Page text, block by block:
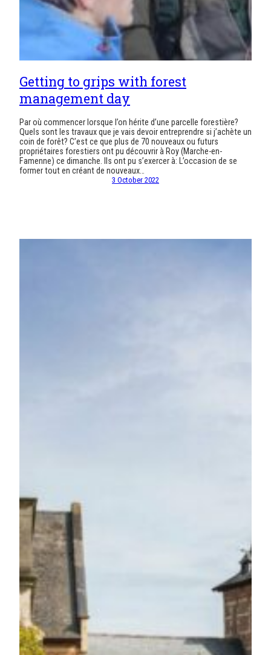
Getting to grips with forest
management day
Par où commencer lorsque l’on hérite d’une parcelle forestière?
Quels sont les travaux que je vais devoir entreprendre si j’achète un
coin de forêt? C’est ce que plus de 70 nouveaux ou futurs
propriétaires forestiers ont pu découvrir à Roy (Marche-en-
Famenne) ce dimanche. Ils ont pu s’exercer à: L’occasion de se
former tout en créant de nouveaux…
3 October 2022